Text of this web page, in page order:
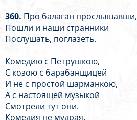
360. Про балаган прослышавши,
Пошли и наши странники
Послушать, поглазеть.
Комедию с Петрушкою,
С козою с барабанщицей
И не с простой шарманкою,
А с настоящей музыкой
Смотрели тут они.
Комедия не мудрая,